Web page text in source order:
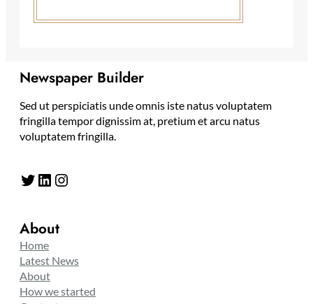
Newspaper Builder
Sed ut perspiciatis unde omnis iste natus voluptatem
fringilla tempor dignissim at, pretium et arcu natus
voluptatem fringilla.
Twitter LinkedIn Instagram
About
Home
Latest News
About
How we started